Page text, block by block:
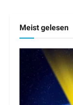
Meist gelesen